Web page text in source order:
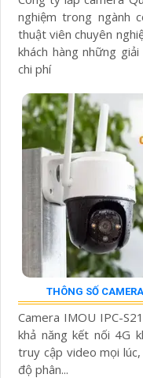
nghiệm trong ngành
thuật viên chuyên
khách hàng những
chi phí
THÔNG SỐ
Camera IMOU IPC-
khả năng kết nối 4G
truy cập video mọi
độ phân...